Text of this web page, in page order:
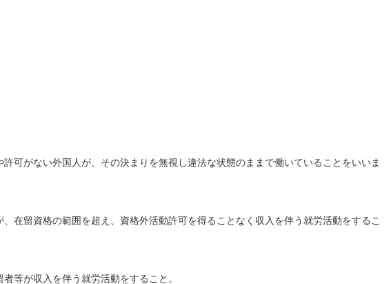
可がない外国人が、その決まりを無視し違法な状態のままで働いていることをいいま
、在留資格の範囲を超え、資格外活動許可を得ることなく収入を伴う就労活動をするこ
等が収入を伴う就労活動をすること。